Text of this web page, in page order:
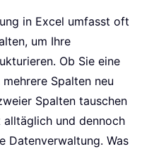
in Excel umfasst oft
um Ihre
Ob Sie eine
Spalten neu
Spalten tauschen
und dennoch
Datenverwaltung. Was